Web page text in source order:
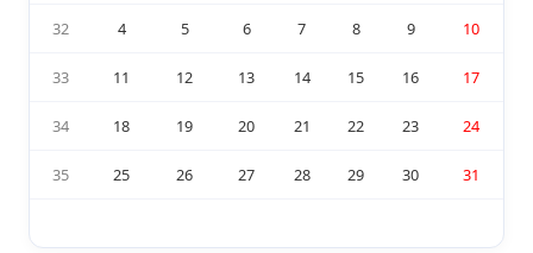
32 4 5 6 7 8 9 10
33 11 12 13 14 15 16 17
34 18 19 20 21 22 23 24
35 25 26 27 28 29 30 31